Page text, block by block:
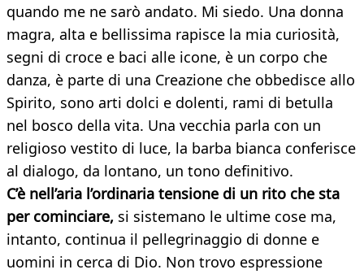
quando me ne sarò andato. Mi siedo. Una donna
magra, alta e bellissima rapisce la mia curiosità,
segni di croce e baci alle icone, è un corpo che
danza, è parte di una Creazione che obbedisce allo
Spirito, sono arti dolci e dolenti, rami di betulla
nel bosco della vita. Una vecchia parla con un
religioso vestito di luce, la barba bianca conferisce
al dialogo, da lontano, un tono definitivo.
C’è nell’aria l’ordinaria tensione di un rito che sta
per cominciare, si sistemano le ultime cose ma,
intanto, continua il pellegrinaggio di donne e
uomini in cerca di Dio. Non trovo espressione